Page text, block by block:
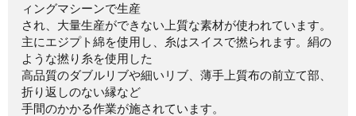
ィングマシーンで生産
され、大量生産ができない上質な素材が使われています。
主にエジプト綿を使用し、糸はスイスで撚られます。絹の
ような撚り糸を使用した
高品質のダブルリブや細いリブ、薄手上質布の前立て部、
折り返しのない縁など
手間のかかる作業が施されています。